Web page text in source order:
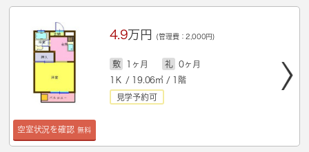
空室状況を確認 無料
4.9万円 (管理費：2,000円)
敷 1ヶ月 礼
0ヶ月
1Ｋ / 19.06㎡ / 1階
見学予約可